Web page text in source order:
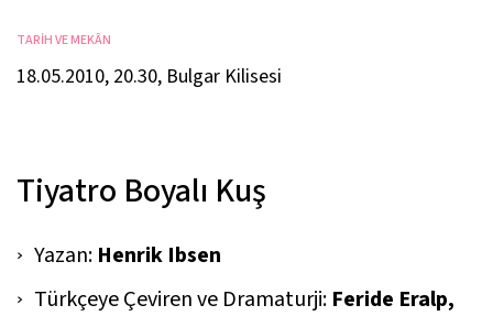
TARİH VE MEKÂN
18.05.2010, 20.30, Bulgar Kilisesi
Tiyatro Boyalı Kuş
Yazan: Henrik Ibsen
Türkçeye Çeviren ve Dramaturji: Feride Eralp,